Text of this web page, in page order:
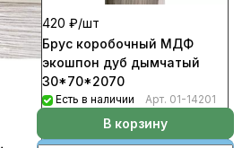
420 ₽/шт
Брус коробочный МДФ
экошпон дуб дымчатый
30*70*2070
Есть в наличии Арт. 01-14201
В корзину